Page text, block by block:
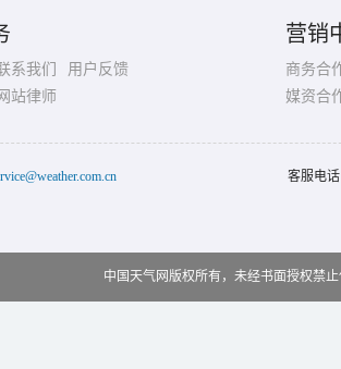
系我们
用户反馈
站律师
营销
商务合
媒资合
客服电
中国天气网版权所有，未经书面授权